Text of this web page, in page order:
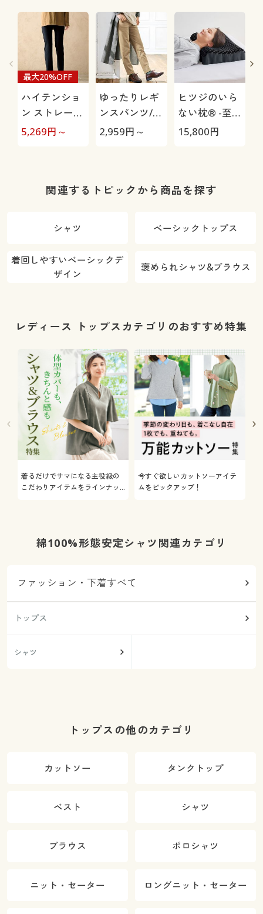
ハイテンショ
ン ストレート
パンツ/ぐ～ん
向ストレッ
地・UVカッ
最大20%OFF
5,269円～
ゆったりレギ
ンスパンツ/細
見えが叶うら
ト・速乾・洗
2,959円～
ヒツジのいら
ない枕® -至
極-
15,800円
関連するトピックから商品を探す
シャツ ベーシックトップス
着回しやすいベーシックデ
ザイン
褒められシャツ&ブラウス
レディース トップスカテゴリのおすすめ特集
着るだけでサマになる主役級の
こだわりアイテムをラインナッ
今すぐ欲しいカットソーアイテ
ムをピックアップ！
綿100%形態安定シャツ関連カテゴリ
ファッション・下着すべて
トップス
シャツ
トップスの他のカテゴリ
カットソー タンクトップ
ベスト シャツ
ブラウス ポロシャツ
ニット・セーター ロングニット・セーター